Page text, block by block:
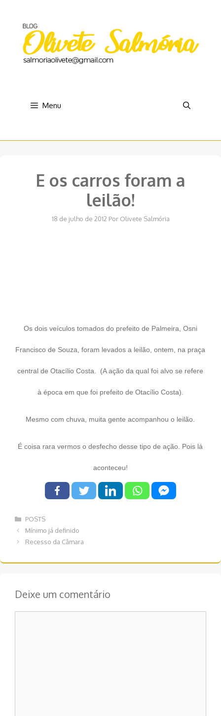
conteúdo
Menu
E os carros foram a
leilão!
18 de julho de 2012 Por Olivete Salmória
Os dois veículos tomados do prefeito de Palmeira, Osni
Francisco de Souza, foram levados a leilão, ontem, na praça
central de Otacílio Costa. (A ação da qual foi alvo se refere
à época em que foi prefeito de Otacílio Costa).
Mesmo com chuva, muita gente acompanhou o leilão.
É coisa rara vermos o desfecho desse tipo de ação. Pois lá
aconteceu!
Categorias
POSTS
Navegação
de
Mínimo já definido
Recesso da Câmara
Deixe um comentário